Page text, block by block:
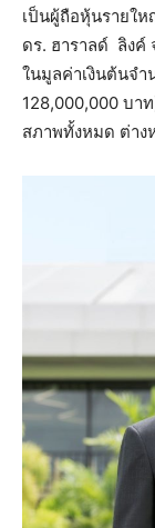
เป็นผู้ถือหุ้นรายใ
ดร. ฮาราลด์ ลิงค์
ในมูลค่าเงินต้นจ
128,000,000 บา
สภาพทั้งหมด ต่าง